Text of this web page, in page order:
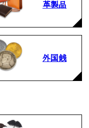
革製品
外国銭